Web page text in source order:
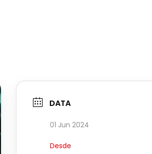
DATA
01 Jun 2024
Desde